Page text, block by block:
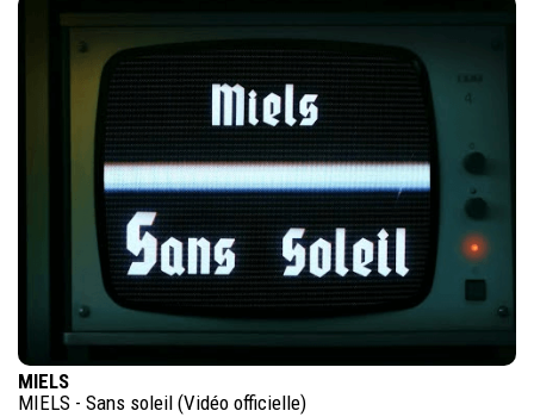
MIELS
MIELS - Sans soleil (Vidéo officielle)